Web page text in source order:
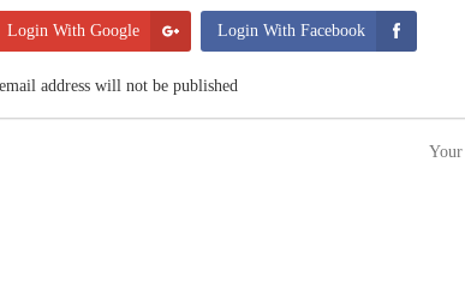
Login With Facebook
Login With Google
address will not be published.